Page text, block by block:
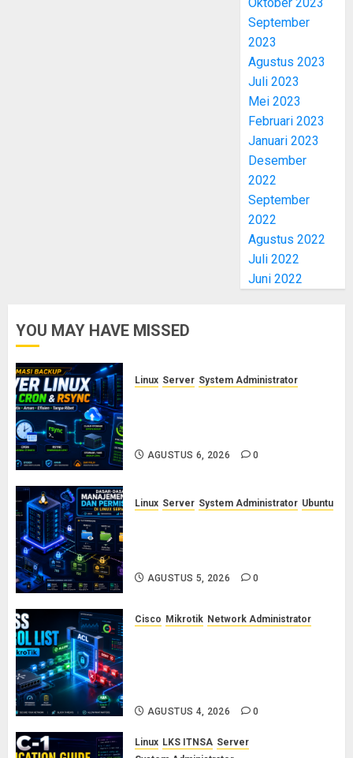
September
2023
Agustus 2023
Juli 2023
Mei 2023
Februari 2023
Januari 2023
Desember
2022
September
2022
Agustus 2022
Juli 2022
Juni 2022
YOU MAY HAVE MISSED
Linux Server System Administrator
AGUSTUS 6, 2026 0
Linux Server System Administrator Ubuntu
AGUSTUS 5, 2026 0
Cisco Mikrotik Network Administrator
AGUSTUS 4, 2026 0
Linux LKS ITNSA Server